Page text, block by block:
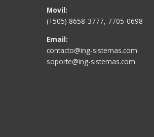
Movil:
(+505) 8658-3777, 7705-0698
Email:
contacto@ing-sistemas.com
soporte@ing-sistemas.com